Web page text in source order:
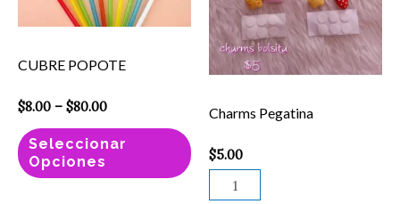
CUBRE POPOTE
$8.00 – $80.00
Seleccionar
Opciones
Las
opciones
pueden
en
Charms Pegatina
$5.00